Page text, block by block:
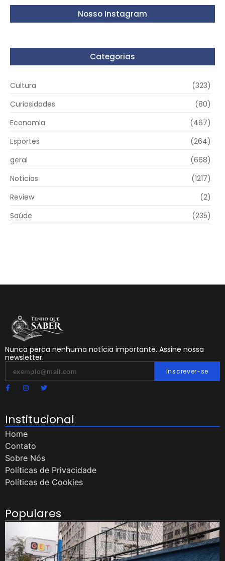
Nosso Instagram
Categorias
Cultura
(323)
Curiosidades
(80)
Economia
(467)
Esportes
(264)
geral
(668)
Notícias
(1217)
Review
(2)
Saúde
(235)
Nunca perca nenhuma notícia importante. Assine nossa
newsletter.
Inscrever-se
Institucional
Home
Contato
Sobre Nós
Políticas de Privacidade
Políticas de Cookies
Populares